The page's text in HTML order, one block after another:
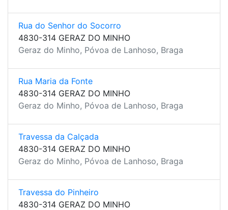
Rua do Senhor do Socorro
4830-314 GERAZ DO MINHO
Geraz do Minho, Póvoa de Lanhoso, Braga
Rua Maria da Fonte
4830-314 GERAZ DO MINHO
Geraz do Minho, Póvoa de Lanhoso, Braga
Travessa da Calçada
4830-314 GERAZ DO MINHO
Geraz do Minho, Póvoa de Lanhoso, Braga
Travessa do Pinheiro
4830-314 GERAZ DO MINHO